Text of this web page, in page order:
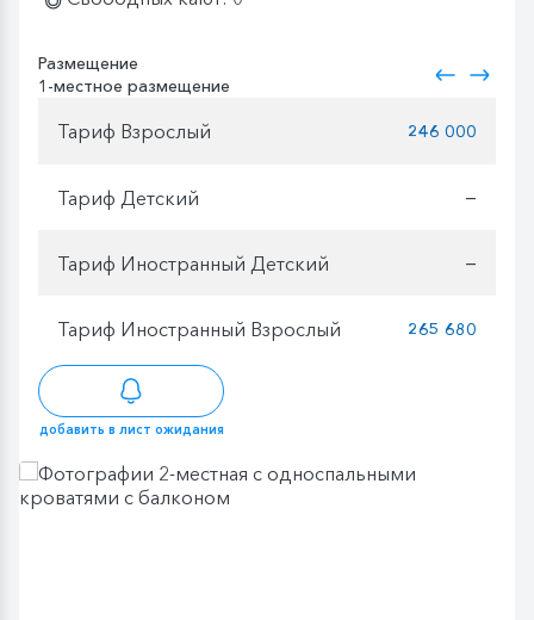
Размещение
1-местное размещение
Тариф Взрослый 246 000
Тариф Детский —
Тариф Иностранный Детский —
Тариф Иностранный Взрослый 265 680
добавить в лист ожидания